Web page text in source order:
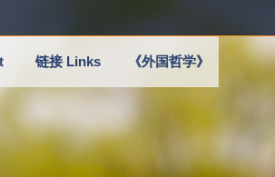
链接 Links 《外国哲学》